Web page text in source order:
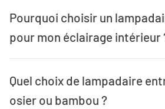
Pourquoi choisir un
pour mon éclairage intérieur
Quel choix de lampadaire
osier ou bambou ?